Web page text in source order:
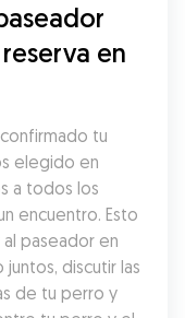
en
tu
elegido en
a todos los
encuentro. Esto
paseador en
discutir las
de tu perro y